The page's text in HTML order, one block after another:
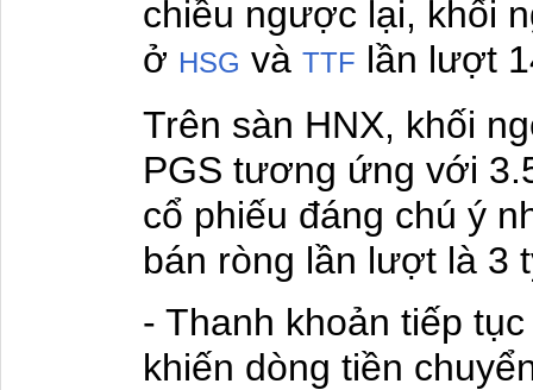
chiều ngược lại, khối
ở HSG và TTF lần lượt
Trên sàn HNX, khối
PGS tương ứng với
cổ phiếu đáng chú ý
bán ròng lần lượt là 3
- Thanh khoản tiếp
khiến dòng tiền